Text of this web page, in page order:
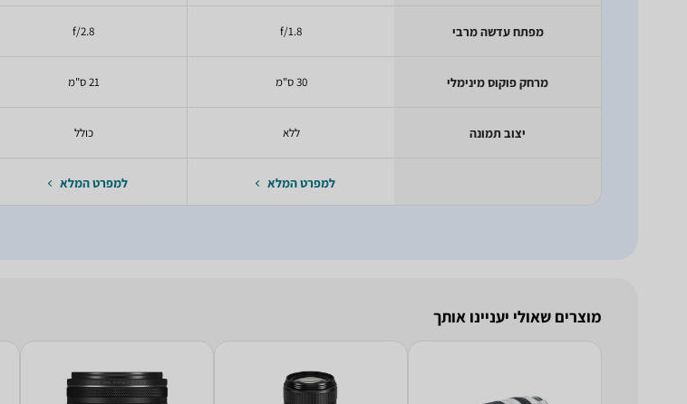
מפתח עדשה מרבי
מרחק פוקוס מינימלי
יצוב תמונה
f/1.8
30 ס"מ
ללא
למפרט המלא
f/2.8
21 ס"מ
כולל
למפרט המלא
מוצרים שאולי יעניינו אותך